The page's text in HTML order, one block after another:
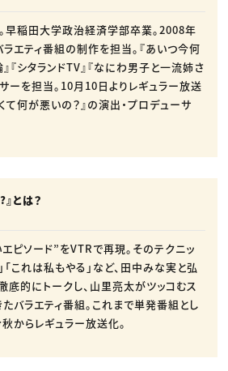
早稲田大学政治経済学部卒業。2008年
エティ番組の制作を担当。『あいつ今何
』『シタランドTV』『なにわ男子と一流姉さ
ーを担当。10月10日よりレギュラー放送
て何が悪いの？』の演出・プロデューサ
とは？
ピソード”をVTRで再現。そのテクニッ
「これは私もやる」など、田中みな実と弘
的にトークし、山里亮太がツッコむス
バラエティ番組。これまで単発番組とし
からレギュラー放送化。